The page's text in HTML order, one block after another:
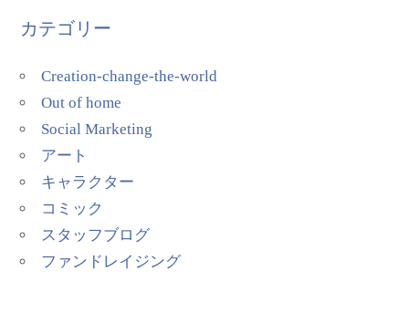
カテゴリー
Creation-change-the-world
Out of home
Social Marketing
アート
キャラクター
コミック
スタッフブログ
ファンドレイジング